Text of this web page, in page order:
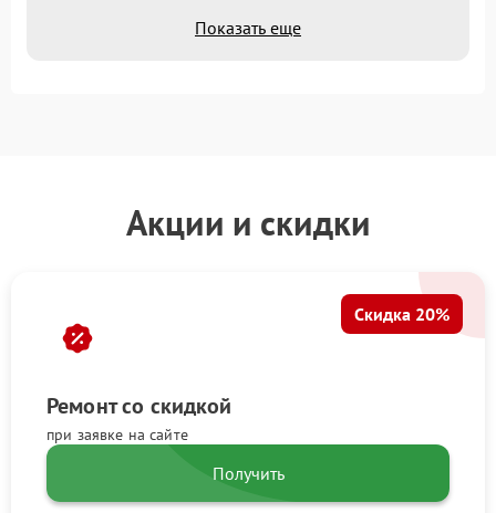
Показать еще
Акции и скидки
Ремонт со скидкой
при заявке на сайте
Скидка 20%
Получить